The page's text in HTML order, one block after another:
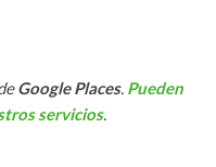
Google Places. Pueden
servicios.